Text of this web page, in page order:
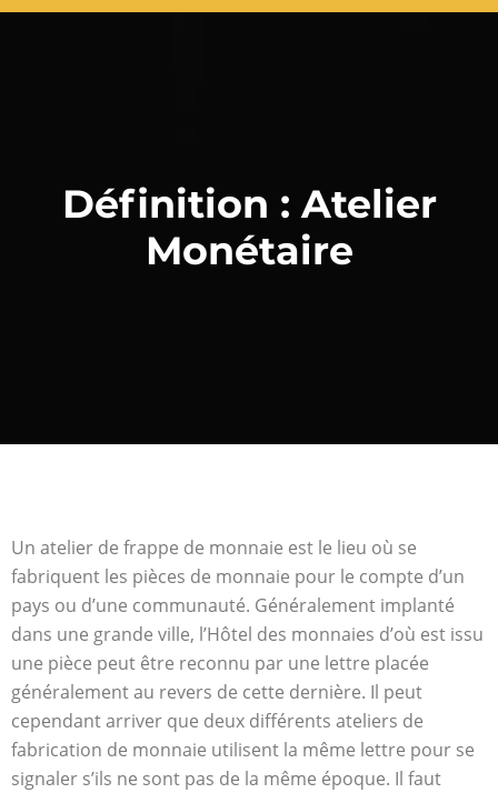
Définition : Atelier
Monétaire
Un atelier de frappe de monnaie est le lieu où se
fabriquent les pièces de monnaie pour le compte d’un
pays ou d’une communauté. Généralement implanté
dans une grande ville, l’Hôtel des monnaies d’où est issu
une pièce peut être reconnu par une lettre placée
généralement au revers de cette dernière. Il peut
cependant arriver que deux différents ateliers de
fabrication de monnaie utilisent la même lettre pour se
signaler s’ils ne sont pas de la même époque. Il faut